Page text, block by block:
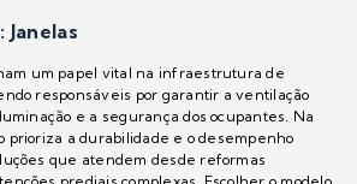
Janelas
um papel vital na infraestrutura de
responsáveis por garantir a ventilação
e a segurança dos ocupantes. Na
prioriza a durabilidade e o desempenho
que atendem desde reformas